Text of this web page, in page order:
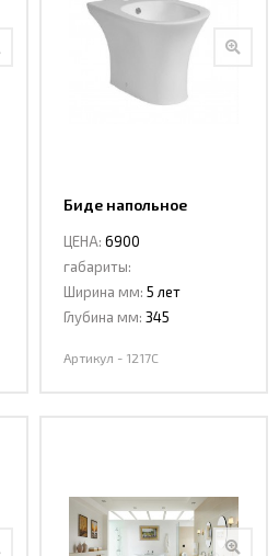
Биде напольное
ЦЕНА: 6900
габариты:
Ширина мм: 5 лет
Глубина мм: 345
Артикул - 1217C